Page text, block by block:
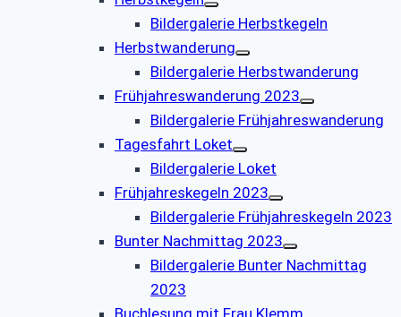
Bildergalerie Herbstkegeln
Herbstwanderung
Bildergalerie Herbstwanderung
Frühjahreswanderung 2023
Bildergalerie Frühjahreswanderung
Tagesfahrt Loket
Bildergalerie Loket
Frühjahreskegeln 2023
Bildergalerie Frühjahreskegeln 2023
Bunter Nachmittag 2023
Bildergalerie Bunter Nachmittag
2023
Buchlesung mit Frau Klemm